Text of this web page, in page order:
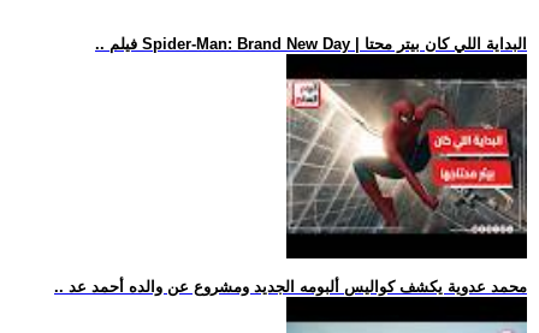
.. فيلم Spider-Man: Brand New Day | البداية اللي كان بيتر محتا
.. محمد عدوية يكشف كواليس ألبومه الجديد ومشروع عن والده أحمد عد